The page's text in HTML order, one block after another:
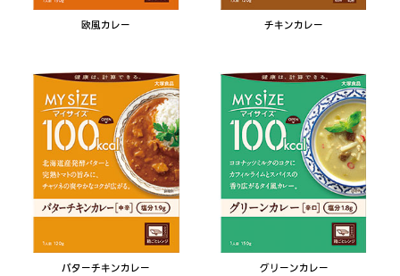
欧風カレー チキンカレー
バターチキンカレー グリーンカレー